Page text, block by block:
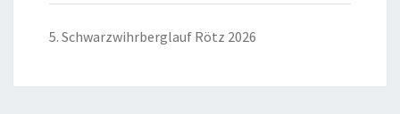
5. Schwarzwihrberglauf Rötz 2026